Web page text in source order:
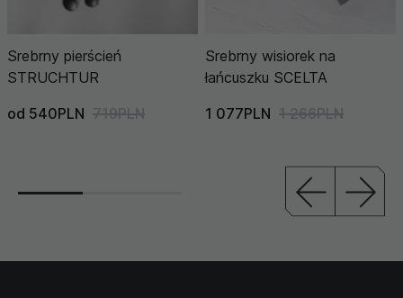
Srebrny pierścień
STRUCHTUR
od 540PLN 719PLN
Srebrny wisiorek na
łańcuszku SCELTA
1 077PLN 1 266PLN